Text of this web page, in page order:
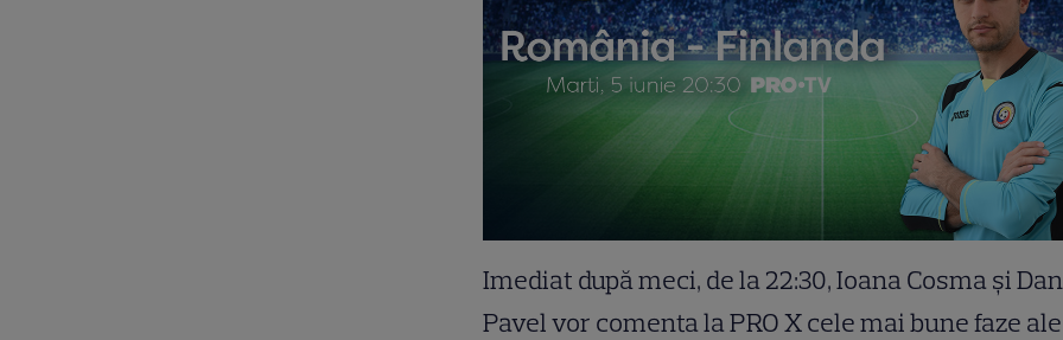
Imediat după meci, de la 22:30, Ioana Cosma și Dan
Pavel vor comenta la PRO X cele mai bune faze ale